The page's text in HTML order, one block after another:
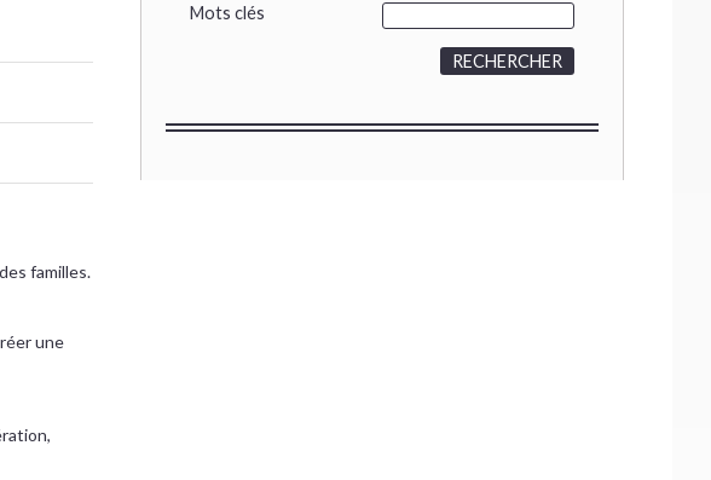
Mots clés
familles.
une